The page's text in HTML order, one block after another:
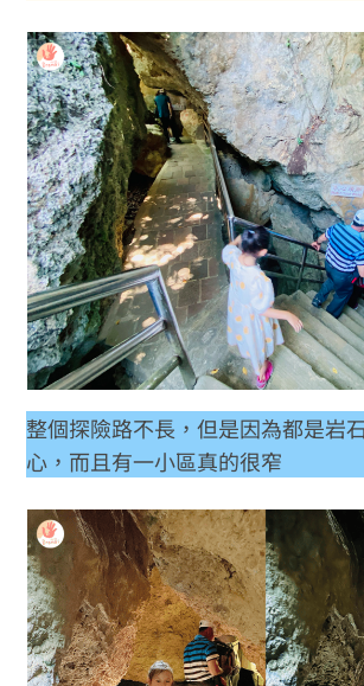
整個探險路不長，但是因為都是岩
心，而且有一小區真的很窄